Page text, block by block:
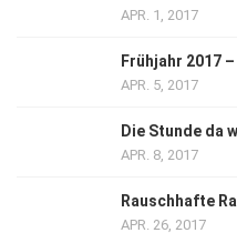
APR. 1, 2017
Frühjahr 2017
APR. 5, 2017
Die Stunde da
APR. 8, 2017
Rauschhafte
APR. 26, 2017